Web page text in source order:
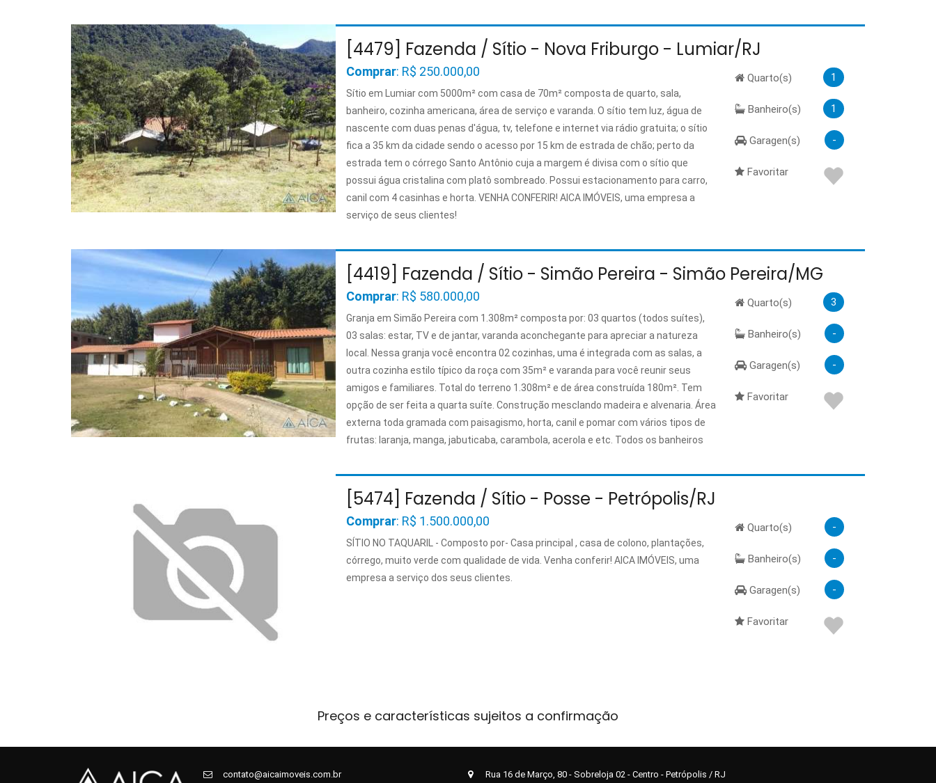
[4479] Fazenda / Sítio - Nova Friburgo - Lumiar/RJ
Comprar: R$ 250.000,00
Sítio em Lumiar com 5000m² com casa de 70m² composta de quarto, sala,
banheiro, cozinha americana, área de serviço e varanda. O sítio tem luz, água de
nascente com duas penas d'água, tv, telefone e internet via rádio gratuita; o sítio
fica a 35 km da cidade sendo o acesso por 15 km de estrada de chão; perto da
estrada tem o córrego Santo Antônio cuja a margem é divisa com o sítio que
possui água cristalina com platô sombreado. Possui estacionamento para carro,
canil com 4 casinhas e horta. VENHA CONFERIR! AICA IMÓVEIS, uma empresa a
serviço de seus clientes!
Quarto(s) 1
Banheiro(s) 1
Garagen(s) -
Favoritar
[4419] Fazenda / Sítio - Simão Pereira - Simão Pereira/MG
Comprar: R$ 580.000,00
Granja em Simão Pereira com 1.308m² composta por: 03 quartos (todos suítes),
03 salas: estar, TV e de jantar, varanda aconchegante para apreciar a natureza
local. Nessa granja você encontra 02 cozinhas, uma é integrada com as salas, a
outra cozinha estilo típico da roça com 35m² e varanda para você reunir seus
amigos e familiares. Total do terreno 1.308m² e de área construída 180m². Tem
opção de ser feita a quarta suíte. Construção mesclando madeira e alvenaria. Área
externa toda gramada com paisagismo, horta, canil e pomar com vários tipos de
frutas: laranja, manga, jabuticaba, carambola, acerola e etc. Todos os banheiros
espaço de lazer. Água encanada grátis. Fica internet e TV a cabo. Documentação
OK. Aceita financiamento. Pode ser vendida mobiliada.
Quarto(s) 3
Banheiro(s) -
Garagen(s) -
Favoritar
[5474] Fazenda / Sítio - Posse - Petrópolis/RJ
Comprar: R$ 1.500.000,00
SÍTIO NO TAQUARIL - Composto por- Casa principal , casa de colono, plantações,
córrego, muito verde com qualidade de vida. Venha conferir! AICA IMÓVEIS, uma
empresa a serviço dos seus clientes.
Quarto(s) -
Banheiro(s) -
Garagen(s) -
Favoritar
Preços e características sujeitos a confirmação
contato@aicaimoveis.com.br Rua 16 de Março, 80 - Sobreloja 02 - Centro - Petrópolis / RJ